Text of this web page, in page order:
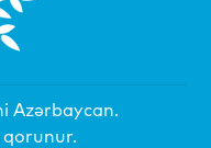
Azərbaycan.